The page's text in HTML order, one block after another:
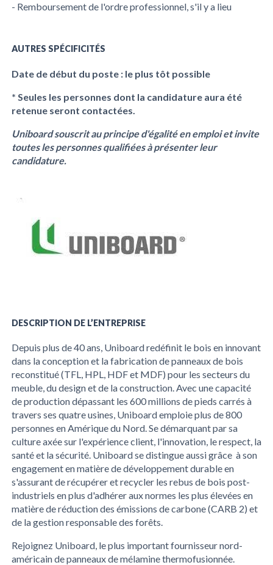
- Remboursement de l'ordre professionnel, s'il y a lieu
AUTRES SPÉCIFICITÉS
Date de début du poste : le plus tôt possible
* Seules les personnes dont la candidature aura été
retenue seront contactées.
Uniboard souscrit au principe d'égalité en emploi et invite
toutes les personnes qualifiées à présenter leur
candidature.
DESCRIPTION DE L’ENTREPRISE
Depuis plus de 40 ans, Uniboard redéfinit le bois en innovant
dans la conception et la fabrication de panneaux de bois
reconstitué (TFL, HPL, HDF et MDF) pour les secteurs du
meuble, du design et de la construction. Avec une capacité
de production dépassant les 600 millions de pieds carrés à
travers ses quatre usines, Uniboard emploie plus de 800
personnes en Amérique du Nord. Se démarquant par sa
culture axée sur l'expérience client, l'innovation, le respect, la
santé et la sécurité. Uniboard se distingue aussi grâce à son
engagement en matière de développement durable en
s'assurant de récupérer et recycler les rebus de bois post-
industriels en plus d'adhérer aux normes les plus élevées en
matière de réduction des émissions de carbone (CARB 2) et
de la gestion responsable des forêts.
Rejoignez Uniboard, le plus important fournisseur nord-
américain de panneaux de mélamine thermofusionnée.